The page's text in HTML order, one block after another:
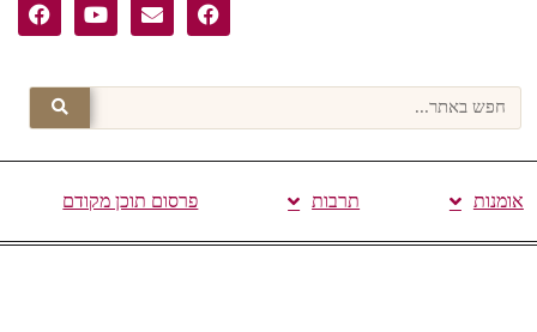
אומנות תרבות פרסום תוכן מקודם